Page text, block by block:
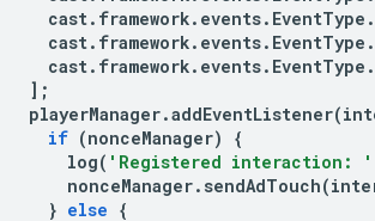
cast. framework. events. EventType .
cast. framework. events. EventType .
cast. framework. events. EventType .
];
playerManager.addEventListener(
if (nonceManager)
{
log( 'Registered interaction: '
nonceManager. sendAdTouch(
} else {